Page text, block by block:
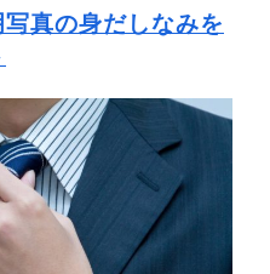
真の身だしなみを